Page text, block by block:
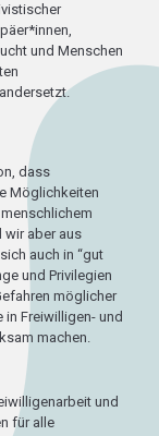
und Menschen
dass
Möglichkeiten
wir aber aus
auch in “gut
und Privilegien
möglicher
Freiwilligen- und
machen.
und
für alle